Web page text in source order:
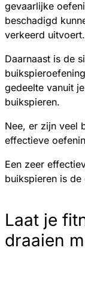
gevaarlijke
beschadigd
verkeerd uitvoert.
Daarnaast is de
gedeelte vanuit
buikspieren.
Nee, er zijn veel
effectieve
Een zeer
buikspieren is de
Laat je
draaien